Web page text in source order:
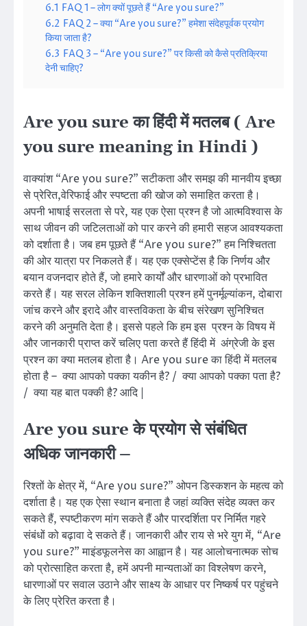
6.1 FAQ 1 – लोग क्यों पूछते हैं “Are you sure?”
6.2 FAQ 2 – क्या “Are you sure?” हमेशा संदेहपूर्वक प्रयोग
किया जाता है?
6.3 FAQ 3 – “Are you sure?” पर किसी को कैसे प्रतिक्रिया
देनी चाहिए?
Are you sure का हिंदी में मतलब ( Are
you sure meaning in Hindi )
वाक्यांश “Are you sure?” सटीकता और समझ की मानवीय इच्छा
से प्रेरित,वेरिफाई और स्पष्टता की खोज को समाहित करता है।
अपनी भाषाई सरलता से परे, यह एक ऐसा प्रश्न है जो आत्मविश्वास के
साथ जीवन की जटिलताओं को पार करने की हमारी सहज आवश्यकता
को दर्शाता है। जब हम पूछते हैं “Are you sure?” हम निश्चितता
की ओर यात्रा पर निकलते हैं। यह एक एक्सेप्टेंस है कि निर्णय और
बयान वजनदार होते हैं, जो हमारे कार्यों और धारणाओं को प्रभावित
करते हैं। यह सरल लेकिन शक्तिशाली प्रश्न हमें पुनर्मूल्यांकन, दोबारा
जांच करने और इरादे और वास्तविकता के बीच संरेखण सुनिश्चित
करने की अनुमति देता है। इससे पहले कि हम इस प्रश्न के विषय में
और जानकारी प्राप्त करें चलिए पता करते हैं हिंदी में अंग्रेजी के इस
प्रश्न का क्या मतलब होता है। Are you sure का हिंदी में मतलब
होता है – क्या आपको पक्का यकीन है? / क्या आपको पक्का पता है?
/ क्या यह बात पक्की है? आदि |
Are you sure के प्रयोग से संबंधित
अधिक जानकारी –
रिश्तों के क्षेत्र में, “Are you sure?” ओपन डिस्कशन के महत्व को
दर्शाता है। यह एक ऐसा स्थान बनाता है जहां व्यक्ति संदेह व्यक्त कर
सकते हैं, स्पष्टीकरण मांग सकते हैं और पारदर्शिता पर निर्मित गहरे
संबंधों को बढ़ावा दे सकते हैं। जानकारी और राय से भरे युग में, “Are
you sure?” माइंडफूलनेस का आह्वान है। यह आलोचनात्मक सोच
को प्रोत्साहित करता है, हमें अपनी मान्यताओं का विश्लेषण करने,
धारणाओं पर सवाल उठाने और साक्ष्य के आधार पर निष्कर्ष पर पहुंचने
के लिए प्रेरित करता है।